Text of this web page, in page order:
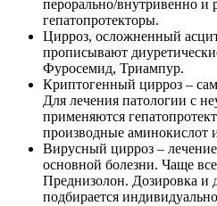
перорально/внутривенно и
гепатопротекторы.
Цирроз, осложненный
прописывают
Фуросемид, Триампур.
Криптогенный цирроз –
Для лечения патологии с
применяются
производные аминокислот
Вирусный цирроз –
основной болезни. Чаще
Преднизолон. Дозировка и
подбирается